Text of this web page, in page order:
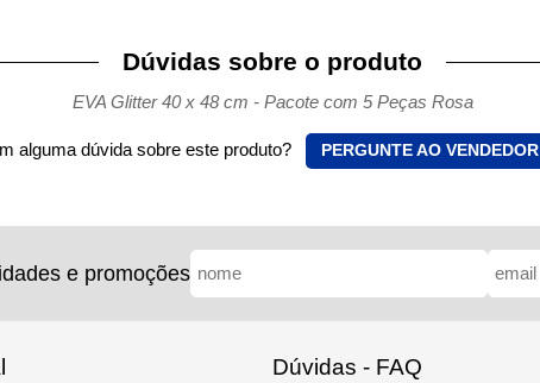
Dúvidas sobre o produto
EVA Glitter 40 x 48 cm - Pacote com 5 Peças Rosa
alguma dúvida sobre este produto? PERGUNTE AO VENDEDOR
e promoções
Dúvidas - FAQ